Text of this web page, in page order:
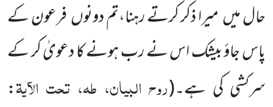
حال میںمیرا ذکر کرتے رہنا،تم دونوںفرعون کے
پاس جاؤ بیشک اس نے رب ہونے کا دعویٰ کر کے
سرکشی کی ہے۔(روح البیان، طہ، تحت الآیۃ: